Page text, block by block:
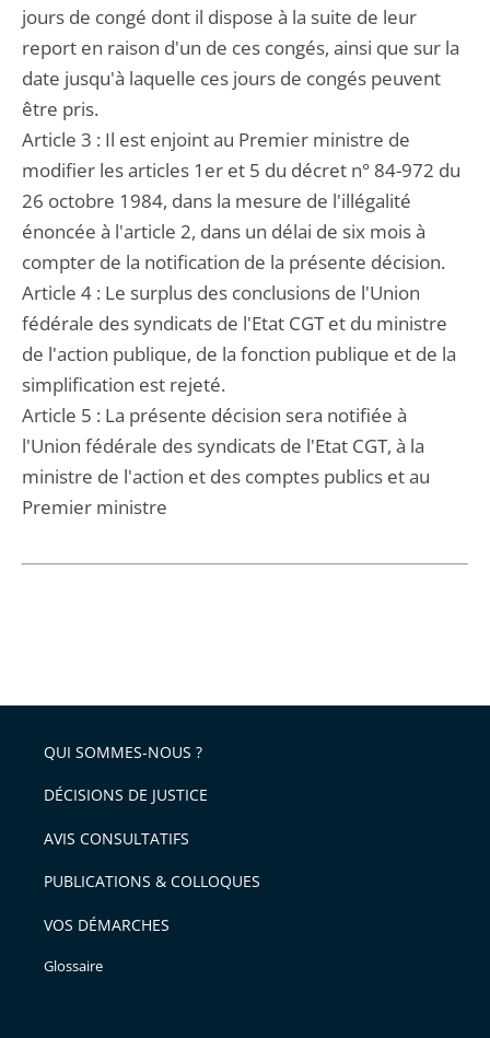
jours de congé dont il dispose à la suite de leur
report en raison d'un de ces congés, ainsi que sur la
date jusqu'à laquelle ces jours de congés peuvent
être pris.
Article 3 : Il est enjoint au Premier ministre de
modifier les articles 1er et 5 du décret n° 84-972 du
26 octobre 1984, dans la mesure de l'illégalité
énoncée à l'article 2, dans un délai de six mois à
compter de la notification de la présente décision.
Article 4 : Le surplus des conclusions de l'Union
fédérale des syndicats de l'Etat CGT et du ministre
de l'action publique, de la fonction publique et de la
simplification est rejeté.
Article 5 : La présente décision sera notifiée à
l'Union fédérale des syndicats de l'Etat CGT, à la
ministre de l'action et des comptes publics et au
Premier ministre
QUI SOMMES-NOUS ?
DÉCISIONS DE JUSTICE
AVIS CONSULTATIFS
PUBLICATIONS & COLLOQUES
VOS DÉMARCHES
Glossaire